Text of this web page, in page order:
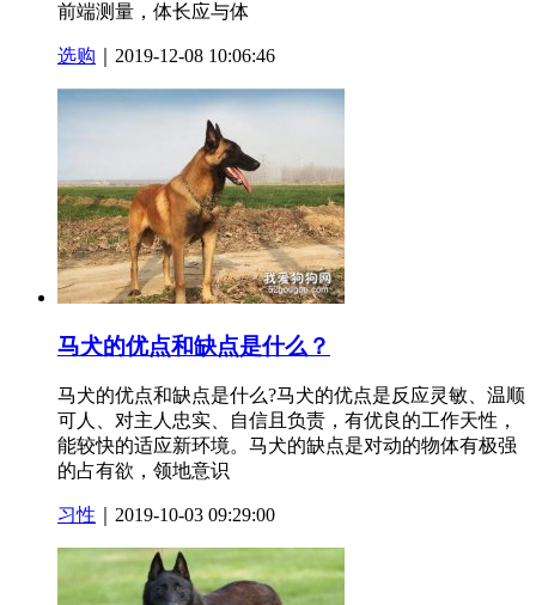
前端测量，体长应与体
选购 ｜2019-12-08 10:06:46
马犬的优点和缺点是什么？
马犬的优点和缺点是什么?马犬的优点是反应灵敏、温顺
可人、对主人忠实、自信且负责，有优良的工作天性，
能较快的适应新环境。马犬的缺点是对动的物体有极强
的占有欲，领地意识
习性 ｜2019-10-03 09:29:00